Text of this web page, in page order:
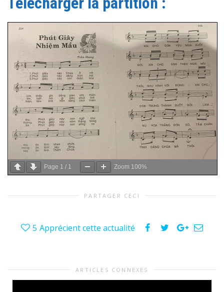
Page 1 / 1 Zoom 100%
PARTAGER CECI
5 Apprécient cette actualité
ARTICLES CONNEXES